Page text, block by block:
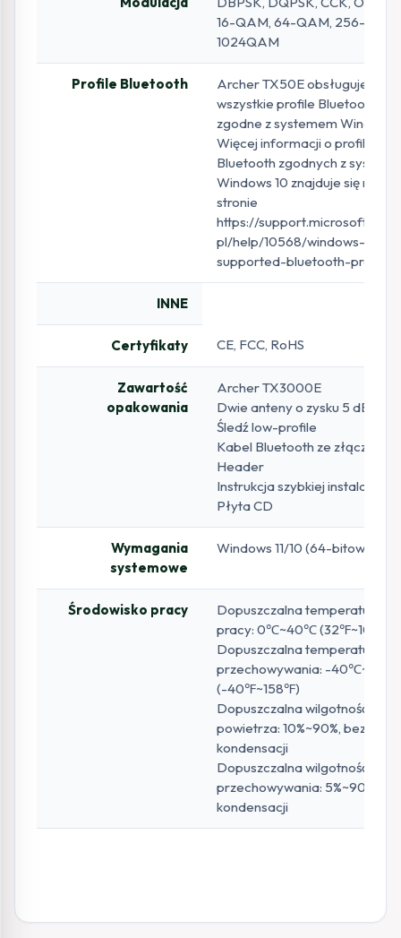
16-QAM, 64-QAM, 256-QAM,
1024QAM
Profile Bluetooth
Archer TX50E obsługuje
wszystkie profile Bluetooth
zgodne z systemem Windows
Więcej informacji o profilach
Bluetooth zgodnych z
Windows 10 znajduje się na
stronie
https://
pl/help/10568/windows-10-
supported-bluetooth-profiles.
INNE
Certyfikaty CE, FCC, RoHS
Zawartość
opakowania
Archer TX3000E
Dwie anteny o zysku 5 dBi
Śledź low-profile
Kabel Bluetooth ze złączem
Header
Instrukcja szybkiej instalacji
Płyta CD
Wymagania
systemowe
Windows 11/10 (64-bitowy)
Środowisko pracy
Dopuszczalna temperatura
pracy: 0℃~40℃ (32℉~104℉)
Dopuszczalna temperatura
przechowywania: -40℃~70℃
(-40℉~158℉)
Dopuszczalna wilgotność
powietrza: 10%~90%, bez
kondensacji
Dopuszczalna wilgotność
przechowywania: 5%~90%,
kondensacji